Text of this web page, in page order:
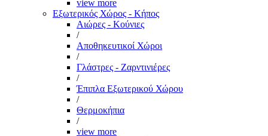
view more
Εξωτερικός Χώρος - Κήπος
Αιώρες - Κούνιες
/
Αποθηκευτικοί Χώροι
/
Γλάστρες - Ζαρντινιέρες
/
Έπιπλα Εξωτερικού Χώρου
/
Θερμοκήπια
/
view more